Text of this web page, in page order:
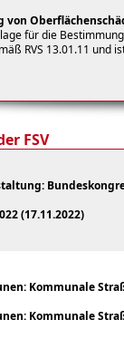
von
für die
RVS 13.01.11 und
FSV
(17.11.2022)
Kommunale
Kommunale